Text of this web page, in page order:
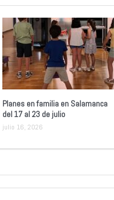
Planes en familia en Salamanca
del 17 al 23 de julio
julio 16, 2026